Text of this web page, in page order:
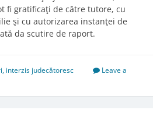
fi gratificaţi de către tutore, cu
şi cu autorizarea instanţei de
da scutire de raport.
, interzis judecătoresc
Leave a